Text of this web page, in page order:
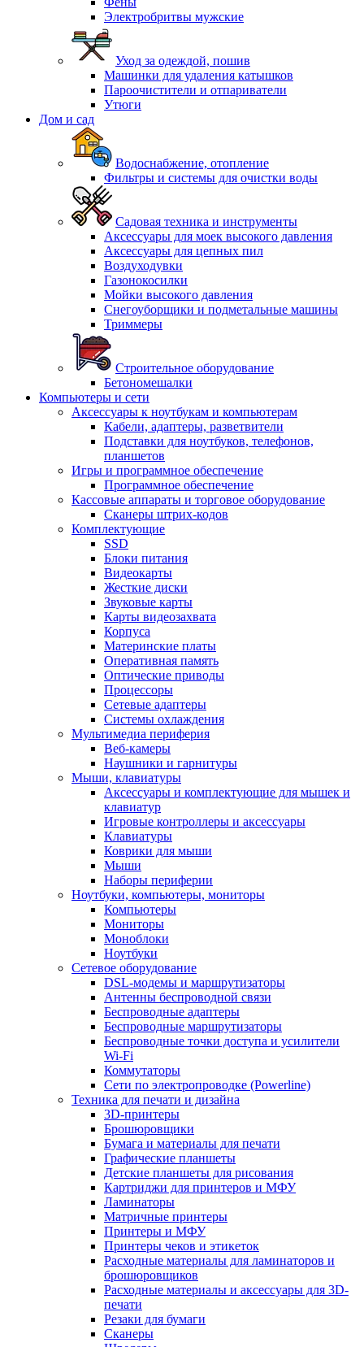
Электробритвы мужские
Уход за одеждой, пошив
Машинки для удаления катышков
Пароочистители и отпариватели
Утюги
Дом и сад
Водоснабжение, отопление
Фильтры и системы для очистки воды
Садовая техника и инструменты
Аксессуары для моек высокого давления
Аксессуары для цепных пил
Воздуходувки
Газонокосилки
Мойки высокого давления
Снегоуборщики и подметальные машины
Триммеры
Строительное оборудование
Бетономешалки
Компьютеры и сети
Аксессуары к ноутбукам и компьютерам
Кабели, адаптеры, разветвители
Подставки для ноутбуков, телефонов,
планшетов
Игры и программное обеспечение
Программное обеспечение
Кассовые аппараты и торговое оборудование
Сканеры штрих-кодов
Комплектующие
SSD
Блоки питания
Видеокарты
Жесткие диски
Звуковые карты
Карты видеозахвата
Корпуса
Материнские платы
Оперативная память
Оптические приводы
Процессоры
Сетевые адаптеры
Системы охлаждения
Мультимедиа периферия
Веб-камеры
Наушники и гарнитуры
Мыши, клавиатуры
Аксессуары и комплектующие для мышек и
клавиатур
Игровые контроллеры и аксессуары
Клавиатуры
Коврики для мыши
Мыши
Наборы периферии
Ноутбуки, компьютеры, мониторы
Компьютеры
Мониторы
Моноблоки
Ноутбуки
Сетевое оборудование
DSL-модемы и маршрутизаторы
Антенны беспроводной связи
Беспроводные адаптеры
Беспроводные маршрутизаторы
Беспроводные точки доступа и усилители
Wi-Fi
Коммутаторы
Сети по электропроводке (Powerline)
Техника для печати и дизайна
3D-принтеры
Брошюровщики
Бумага и материалы для печати
Графические планшеты
Детские планшеты для рисования
Картриджи для принтеров и МФУ
Ламинаторы
Матричные принтеры
Принтеры и МФУ
Принтеры чеков и этикеток
Расходные материалы для ламинаторов и
брошюровщиков
Расходные материалы и аксессуары для 3D-
печати
Резаки для бумаги
Сканеры